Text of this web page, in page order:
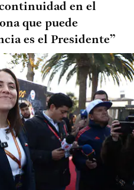
en el
que puede
es el Presidente”